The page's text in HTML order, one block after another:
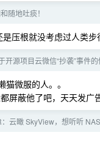
随地吐痰！
压根就没考虑过人类步
开源项目云微信“抄袭”事件
微服的人。。
屏蔽他了吧，天天发广
云瞰 SkyView，想听听